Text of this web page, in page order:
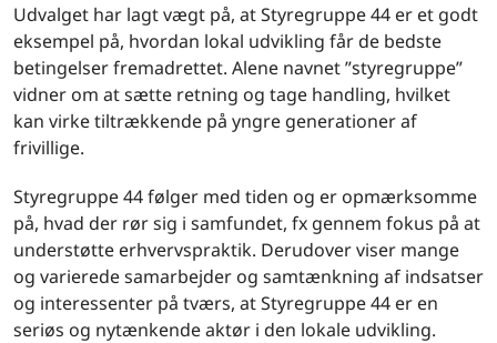
Udvalget har lagt vægt på, at Styregruppe 44 er et godt
eksempel på, hvordan lokal udvikling får de bedste
betingelser fremadrettet. Alene navnet ”styregruppe”
vidner om at sætte retning og tage handling, hvilket
kan virke tiltrækkende på yngre generationer af
frivillige.
Styregruppe 44 følger med tiden og er opmærksomme
på, hvad der rør sig i samfundet, fx gennem fokus på at
understøtte erhvervspraktik. Derudover viser mange
og varierede samarbejder og samtænkning af indsatser
og interessenter på tværs, at Styregruppe 44 er en
seriøs og nytænkende aktør i den lokale udvikling.